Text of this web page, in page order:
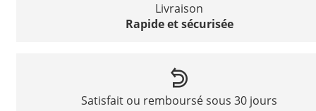
Livraison
Rapide et sécurisée
Satisfait ou remboursé sous 30 jours